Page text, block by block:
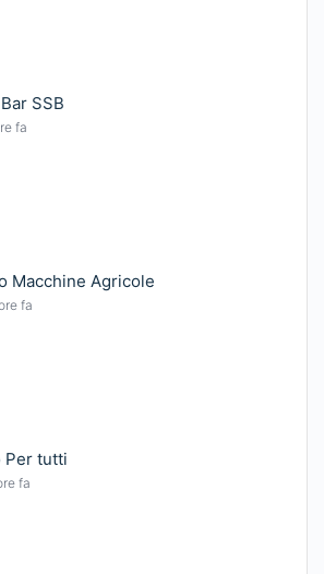
SSB
fa
Macchine Agricole
fa
Per tutti
fa